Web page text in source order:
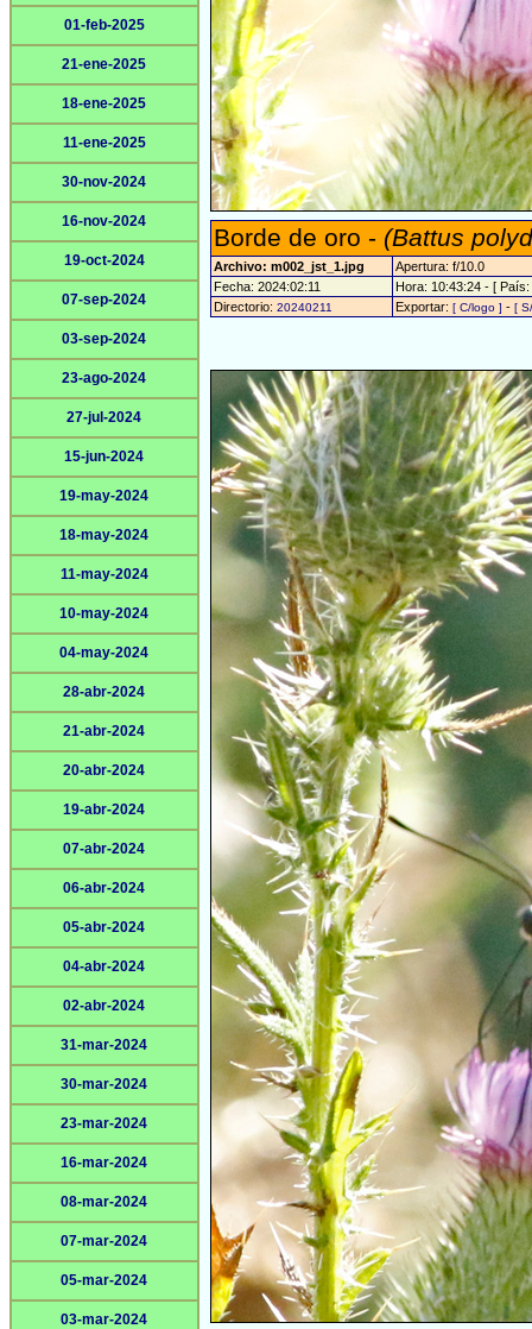
01-feb-2025
21-ene-2025
18-ene-2025
11-ene-2025
30-nov-2024
16-nov-2024
19-oct-2024
07-sep-2024
03-sep-2024
23-ago-2024
27-jul-2024
15-jun-2024
19-may-2024
18-may-2024
11-may-2024
10-may-2024
04-may-2024
28-abr-2024
21-abr-2024
20-abr-2024
19-abr-2024
07-abr-2024
06-abr-2024
05-abr-2024
04-abr-2024
02-abr-2024
31-mar-2024
30-mar-2024
23-mar-2024
16-mar-2024
08-mar-2024
07-mar-2024
05-mar-2024
03-mar-2024
Borde de oro - (Battus
Archivo: m002_jst_1.jpg
Apertura: f/10.0
Fecha: 2024:02:11
Hora: 10:43:24 - [ País:
Directorio: 20240211 Exportar: [ C/logo ] - [